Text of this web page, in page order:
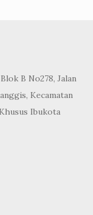
B No278, Jalan
Kecamatan
Ibukota